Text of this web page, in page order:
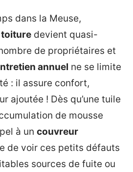
dans la Meuse,
toiture devient quasi-
de propriétaires et
annuel ne se limite
: il assure confort,
ajoutée ! Dès qu’une tuile
de mousse
à un couvreur
de voir ces petits défauts
sources de fuite ou